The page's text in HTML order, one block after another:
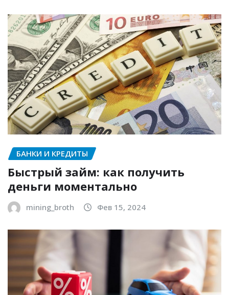
БАНКИ И КРЕДИТЫ
Быстрый займ: как получить
деньги моментально
mining_broth Фев 15, 2024